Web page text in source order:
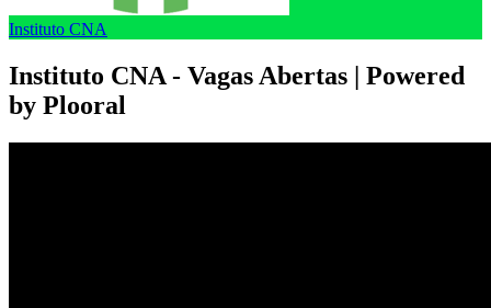
Instituto CNA
Instituto CNA - Vagas Abertas | Powered
by Plooral